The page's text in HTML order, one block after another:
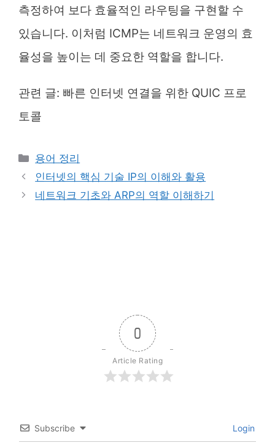
측정하여 보다 효율적인 라우팅을 구현할 수
있습니다. 이처럼 ICMP는 네트워크 운영의 효
율성을 높이는 데 중요한 역할을 합니다.
관련 글: 빠른 인터넷 연결을 위한 QUIC 프로
토콜
Categories
용어 정리
인터넷의 핵심 기술 IP의 이해와 활용
네트워크 기초와 ARP의 역할 이해하기
0
Article Rating
Subscribe Login